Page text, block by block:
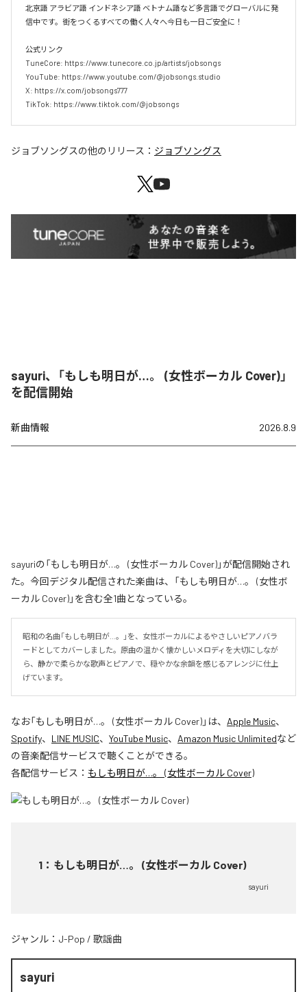
北京語 アラビア語 インドネシア語 ベトナム語など多言語でグローバルに発
信中です。街をつくるすべての働く人々へ今日も一日ご安全に！
公式リンク
TuneCore: https://www.tunecore.co.jp/artists/jobsongs
YouTube: https://www.youtube.com/@jobsongs.studio
X: https://x.com/jobsongs777
TikTok: https://www.tiktok.com/@jobsongs
ジョブソングスの他のリリース： ジョブソングス
sayuri、「もしも明日が…。 (女性ボーカル Cover)」
を配信開始
新曲情報 2026.8.9
sayuriの「もしも明日が…。 (女性ボーカル Cover)」が配信開始され
た。今回デジタル配信された楽曲は、「もしも明日が…。 (女性ボ
ーカル Cover)」を含む全1曲となっている。
昭和の名曲「もしも明日が…。」を、女性ボーカルによるやさしいピアノバラ
ードとしてカバーしました。原曲の温かく懐かしいメロディを大切にしなが
ら、静かで柔らかな歌声とピアノで、穏やかな余韻を感じるアレンジに仕上
げています。
なお「もしも明日が…。 (女性ボーカル Cover)」は、 Apple Music、
Spotify、 LINE MUSIC、 YouTube Music、 Amazon Music Unlimitedなど
の音楽配信サービスで聴くことができる。
各配信サービス： もしも明日が…。 (女性ボーカル Cover)
1 ： もしも明日が…。 (女性ボーカル Cover)
sayuri
ジャンル： J-Pop / 歌謡曲
sayuri